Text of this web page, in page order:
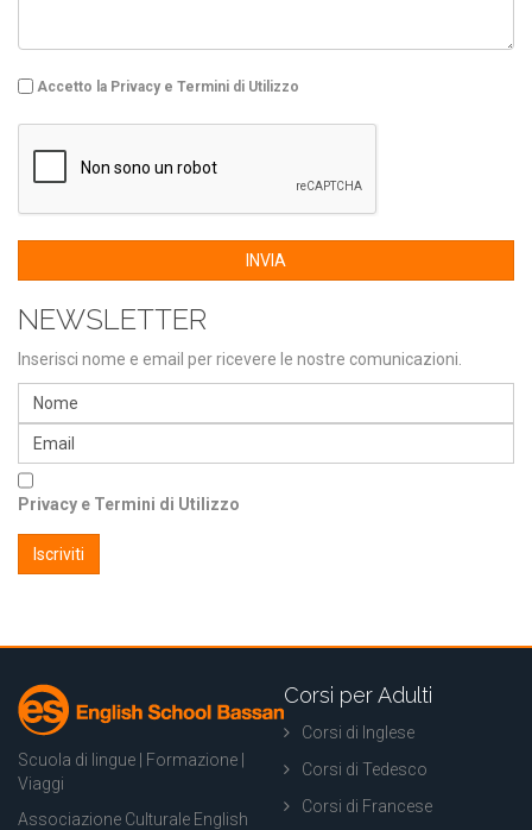
Accetto la Privacy e Termini di Utilizzo
INVIA
NEWSLETTER
Inserisci nome e email per ricevere le nostre comunicazioni.
Privacy e Termini di Utilizzo
Scuola di lingue | Formazione |
Viaggi
Associazione Culturale English
Corsi per Adulti
Corsi di Inglese
Corsi di Tedesco
Corsi di Francese